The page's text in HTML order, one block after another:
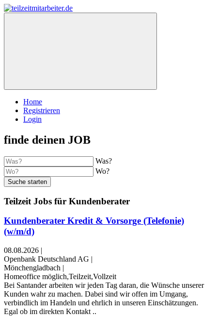
Home
Registrieren
Login
finde deinen JOB
Was?
Wo?
Suche starten
Teilzeit Jobs für Kundenberater
Kundenberater Kredit & Vorsorge (Telefonie)
(w/m/d)
08.08.2026 |
Openbank Deutschland AG |
Mönchengladbach |
Homeoffice möglich,Teilzeit,Vollzeit
Bei Santander arbeiten wir jeden Tag daran, die Wünsche unserer
Kunden wahr zu machen. Dabei sind wir offen im Umgang,
verbindlich im Handeln und ehrlich in unseren Einschätzungen.
Egal ob im direkten Kontakt ..